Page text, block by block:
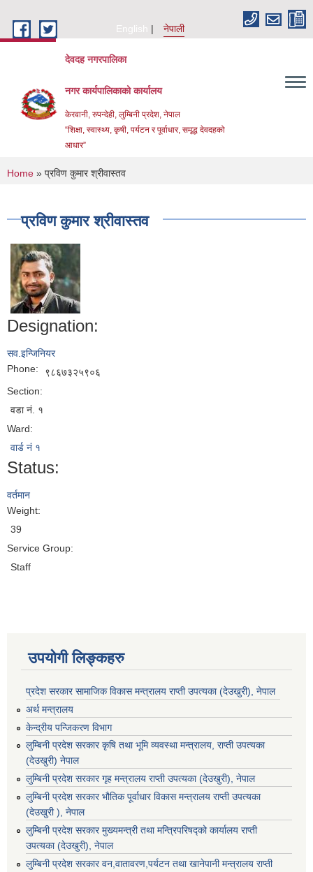
English
नेपाली
देवदह नगरपालिका
नगर कार्यपालिकाको कार्यालय
केरवानी, रुपन्देही, लुम्बिनी प्रदेश, नेपाल
“शिक्षा, स्वास्थ्य, कृषी, पर्यटन र पूर्वाधार, समृद्ध देवदहको
आधार”
You are here
Home » प्रविण कुमार श्रीवास्तव
प्रविण कुमार श्रीवास्तव
Designation:
सव.इन्जिनियर
Phone:
९८६७३२५९०६
Section:
वडा नं. १
Ward:
वार्ड नं १
Status:
वर्तमान
Weight:
39
Service Group:
Staff
उपयोगी लिङ्कहरु
प्रदेश सरकार सामाजिक विकास मन्‍‍त्रालय राप्ती उपत्यका (देउखुरी), नेपाल
अर्थ मन्त्रालय
केन्द्रीय पन्जिकरण विभाग
लुम्बिनी प्रदेश सरकार कृषि तथा भूमि व्यवस्था मन्त्रालय, राप्ती उपत्यका
(देउखुरी) नेपाल
लुम्बिनी प्रदेश सरकार गृह मन्त्रालय राप्ती उपत्यका (देउखुरी), नेपाल
लुम्बिनी प्रदेश सरकार भौतिक पूर्वाधार विकास मन्त्रालय राप्ती उपत्यका
(देउखुरी ), नेपाल
लुम्बिनी प्रदेश सरकार मुख्यमन्त्री तथा मन्त्रिपरिषद्को कार्यालय राप्ती
उपत्यका (देउखुरी), नेपाल
लुम्बिनी प्रदेश सरकार वन,वातावरण,पर्यटन तथा खानेपानी मन्त्रालय राप्ती